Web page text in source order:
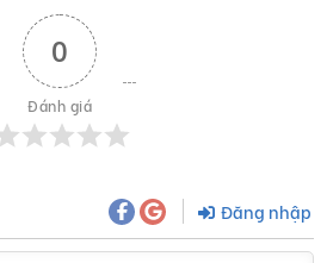
0
Đánh giá
Đăng nhập